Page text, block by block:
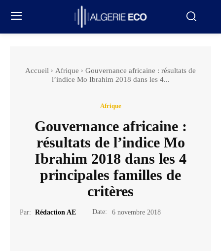
Accueil Afrique
Gouvernance africaine : résultats de
l’indice Mo Ibrahim 2018 dans les 4...
Afrique
Gouvernance africaine :
résultats de l’indice Mo
Ibrahim 2018 dans les 4
principales familles de
critères
Par: Rédaction AE Date: 6 novembre 2018